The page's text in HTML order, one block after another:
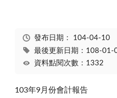
發布日期： 104-04-10
最後更新日期：108-01-
資料點閱次數：1332
103年9月份會計報告